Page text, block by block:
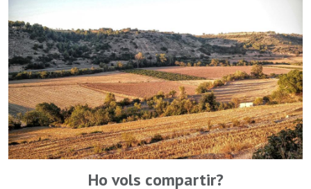
Ho vols compartir?